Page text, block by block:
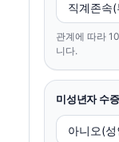
관계에 따라
니다.
미성년자 수